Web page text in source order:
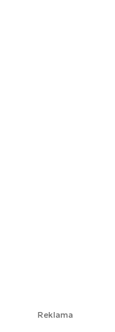
Reklama